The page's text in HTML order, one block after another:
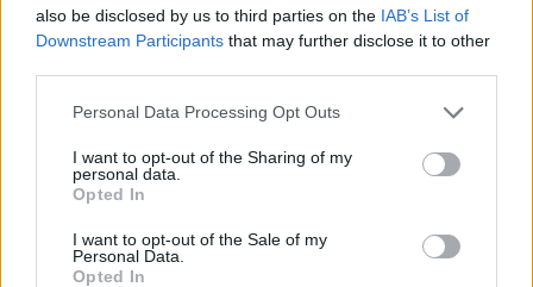
also be disclosed by us to third parties on the IAB’s List of
Downstream Participants that may further disclose it to other
Please note that this website/app uses one or more Google
not limited to your visit or usage behaviour. You may click to
grant or deny consent to Google and its third-party tags to
use your data for below specified purposes in below Google
consent section.
Personal Data Processing Opt Outs
I want to opt-out of the Sharing of my
personal data.
Opted In
I want to opt-out of the Sale of my
Personal Data.
Opted In
Elképesztő, kiknek termelnek most hasznot
Jeffrey Epstein magánszigetei
ELEMZÉSEK 3 órája
Súlyos feszültség Olaszország és
Spanyolország között: kölcsönös korlátozás
az egymás országából érkezőkre
HÍREK 9 órája